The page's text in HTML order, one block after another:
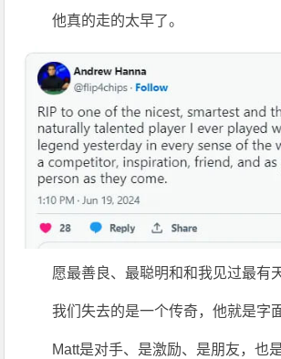
他真的走的太早了。
愿最善良、最聪明和和我见过最有
我们失去的是一个传奇，他就是字
Matt是对手、是激励、是朋友，也